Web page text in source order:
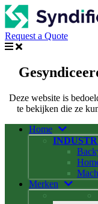
Request a Quote
Deze website is
te bekijken die ze
Home
Merken